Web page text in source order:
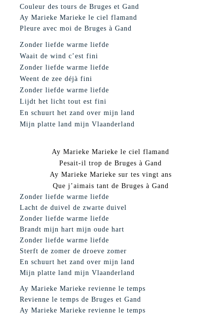
Couleur des tours de Bruges et Gand
Ay Marieke Marieke le ciel flamand
Pleure avec moi de Bruges à Gand
Zonder liefde warme liefde
Waait de wind c’est fini
Zonder liefde warme liefde
Weent de zee déjà fini
Zonder liefde warme liefde
Lijdt het licht tout est fini
En schuurt het zand over mijn land
Mijn platte land mijn Vlaanderland
Ay Marieke Marieke le ciel flamand
Pesait-il trop de Bruges à Gand
Ay Marieke Marieke sur tes vingt ans
Que j’aimais tant de Bruges à Gand
Zonder liefde warme liefde
Lacht de duivel de zwarte duivel
Zonder liefde warme liefde
Brandt mijn hart mijn oude hart
Zonder liefde warme liefde
Sterft de zomer de droeve zomer
En schuurt het zand over mijn land
Mijn platte land mijn Vlaanderland
Ay Marieke Marieke revienne le temps
Revienne le temps de Bruges et Gand
Ay Marieke Marieke revienne le temps